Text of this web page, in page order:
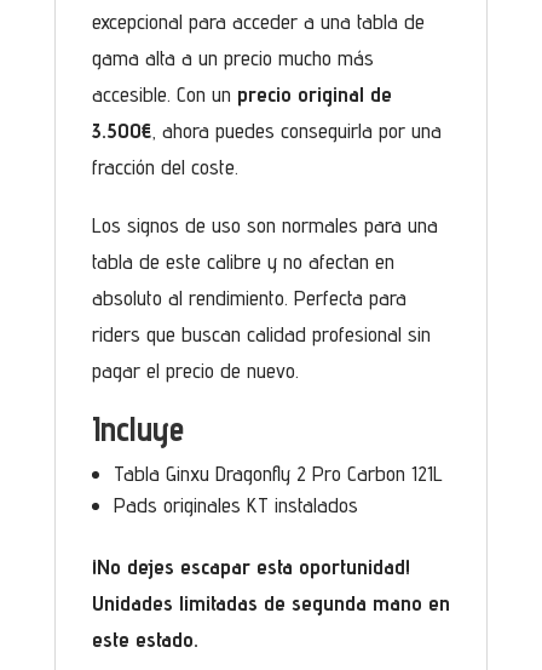
excepcional para acceder a una tabla de
gama alta a un precio mucho más
accesible. Con un precio original de
3.500€, ahora puedes conseguirla por una
fracción del coste.
Los signos de uso son normales para una
tabla de este calibre y no afectan en
absoluto al rendimiento. Perfecta para
riders que buscan calidad profesional sin
pagar el precio de nuevo.
Incluye
Tabla Ginxu Dragonfly 2 Pro Carbon 121L
Pads originales KT instalados
¡No dejes escapar esta oportunidad!
Unidades limitadas de segunda mano en
este estado.